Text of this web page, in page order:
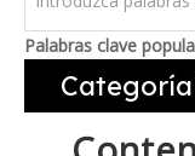
Palabras clave